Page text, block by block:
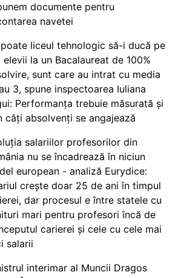
documente pentru
navetei
liceul tehnologic să-i ducă pe
la un Bacalaureat de 100%
sunt care au intrat cu media
3, spune inspectoarea Iuliana
Performanța trebuie măsurată și
câți absolvenți se angajează
salariilor profesorilor din
nu se încadrează în niciun
european - analiză Eurydice:
crește doar 25 de ani în timpul
dar procesul e între statele cu
mari pentru profesori încă de
carierei și cele cu cele mai
salarii
interimar al Muncii Dragos